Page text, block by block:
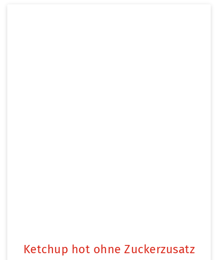
Ketchup hot ohne Zuckerzusatz